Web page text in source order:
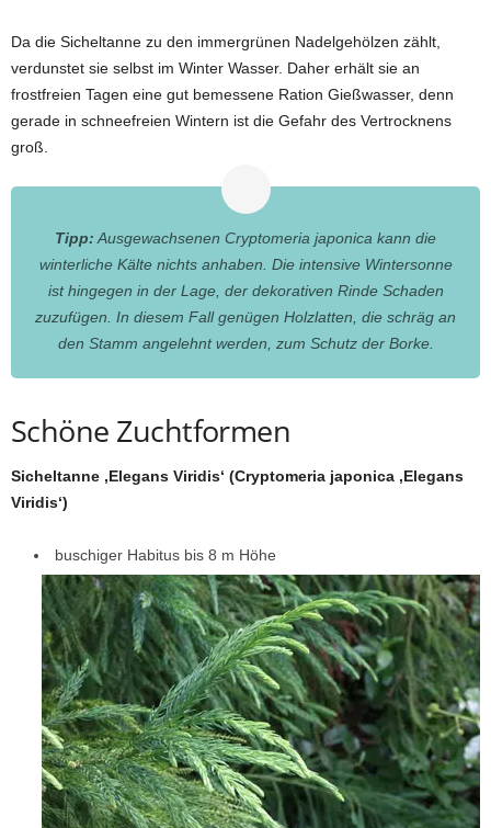
Da die Sicheltanne zu den immergrünen Nadelgehölzen zählt,
verdunstet sie selbst im Winter Wasser. Daher erhält sie an
frostfreien Tagen eine gut bemessene Ration Gießwasser, denn
gerade in schneefreien Wintern ist die Gefahr des Vertrocknens
groß.
Tipp: Ausgewachsenen Cryptomeria japonica kann die
winterliche Kälte nichts anhaben. Die intensive Wintersonne
ist hingegen in der Lage, der dekorativen Rinde Schaden
zuzufügen. In diesem Fall genügen Holzlatten, die schräg an
den Stamm angelehnt werden, zum Schutz der Borke.
Schöne Zuchtformen
Sicheltanne ‚Elegans Viridis‘ (Cryptomeria japonica ‚Elegans
Viridis‘)
buschiger Habitus bis 8 m Höhe